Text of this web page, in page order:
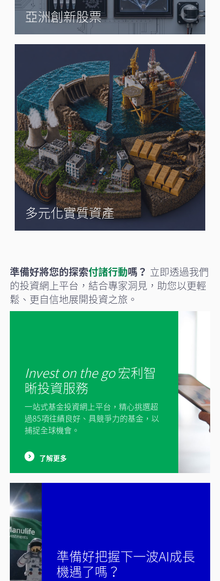
亞洲創新股票
多元化實質資產
準備好將您的探索付諸行動嗎？ 立即透過我們
的投資網上平台，結合專家洞見，助您以更輕
鬆、更自信地展開投資之旅。
Invest on the go宏利智
晰投資服務
一站式基金投資網上平台，精心挑選超
過85項往績良好、具競爭力的基金，以
捕捉全球機會。
了解更多
準備好把握下一波AI成長
機遇了嗎？